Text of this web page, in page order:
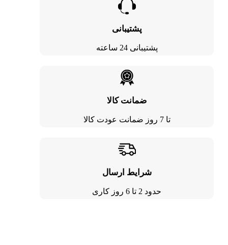
پشتیبانی
پشتیبانی 24 ساعته
ضمانت کالا
تا 7 روز ضمانت عودت کالا
شرایط ارسال
حدود 2 تا 6 روز کاری